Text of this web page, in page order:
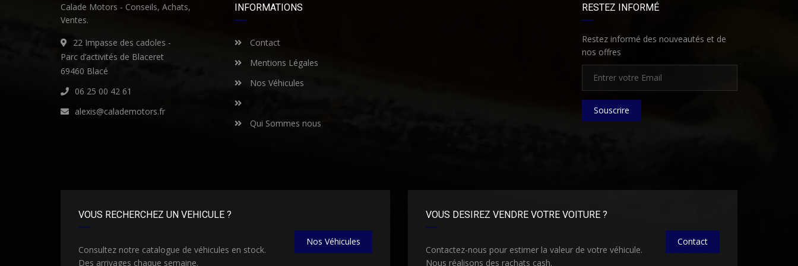
Calade Motors - Conseils, Achats,
Ventes.
22 Impasse des cadoles -
Parc d’activités de Blaceret
69460 Blacé
06 25 00 42 61
alexis@calademotors.fr
INFORMATIONS
Contact
Mentions Légales
Nos Véhicules
Qui Sommes nous
RESTEZ INFORMÉ
Restez informé des nouveautés et de
nos offres
Souscrire
VOUS RECHERCHEZ UN VEHICULE ?
Consultez notre catalogue de véhicules en stock.
Des arrivages chaque semaine.
Nos Véhicules
VOUS DESIREZ VENDRE VOTRE VOITURE ?
Contactez-nous pour estimer la valeur de votre véhicule.
Nous réalisons des rachats cash.
Contact